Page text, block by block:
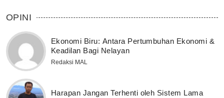
OPINI
Ekonomi Biru: Antara Pertumbuhan Ekonomi &
Keadilan Bagi Nelayan
Redaksi MAL
Harapan Jangan Terhenti oleh Sistem Lama